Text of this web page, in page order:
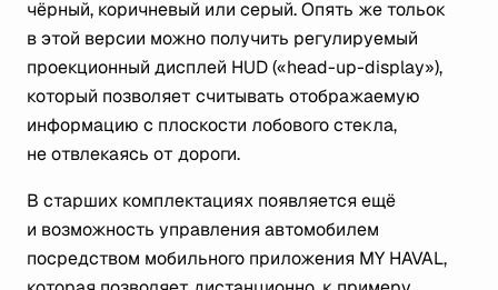
чёрный, коричневый или серый. Опять же тольок
в этой версии можно получить регулируемый
проекционный дисплей HUD («head-up-display»),
который позволяет считывать отображаемую
информацию с плоскости лобового стекла,
не отвлекаясь от дороги.
В старших комплектациях появляется ещё
и возможность управления автомобилем
посредством мобильного приложения MY HAVAL,